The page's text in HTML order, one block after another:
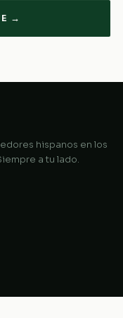
→
hispanos en los
a tu lado.